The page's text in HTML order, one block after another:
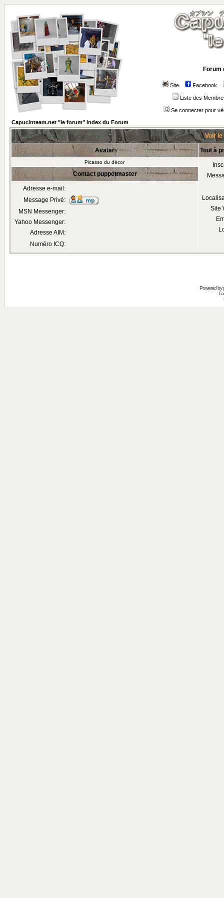
Forum
Site Facebook
Liste des
Se connecter pour
Capucinteam.net "le forum" Index du Forum
Voir
Avatar Tout à
Picasso du décor
Site
Contact puppetmaster
Adresse e-mail:
Message Privé:
MSN Messenger:
Yahoo Messenger:
Adresse AIM:
Numéro ICQ:
Powered by